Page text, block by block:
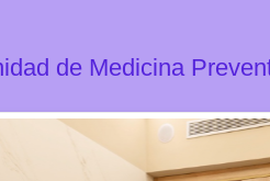
de Medicina